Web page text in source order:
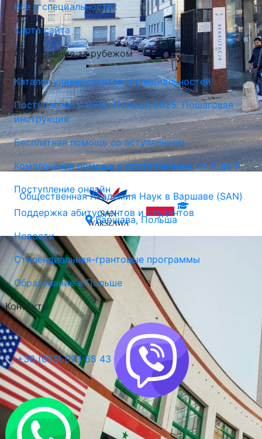
Общественная Академия Наук в Варшаве (SAN)
Варшава, Польша
Все о специальностях
Карта сайта
Образование за рубежом
Каталог университетов и специальностей
Поступление в ВУЗы Польши 2025. Пошаговая
инструкция
Бесплатная помощь со вступлением
Комплексная помощь с поступлением: от А до Я
Поступление онлайн
Поддержка абитуриентов и студентов
Новости
Стипендиальная-грантовые программы
Образование в Польше
Контакты
+38 (073) 073 65 43